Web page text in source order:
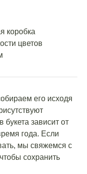
коробка
цветов
его исходя
букета зависит от
года. Если
мы свяжемся с
сохранить